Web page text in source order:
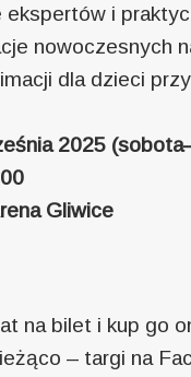
ekspertów i
nowoczesnych
dla dzieci
2025
Gliwice
na bilet i kup go
– targi na